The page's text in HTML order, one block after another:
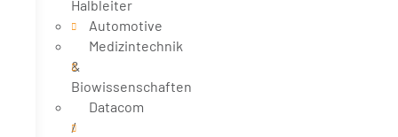
Halbleiter
Automotive
Medizintechnik
&
Biowissenschaften
Datacom
/